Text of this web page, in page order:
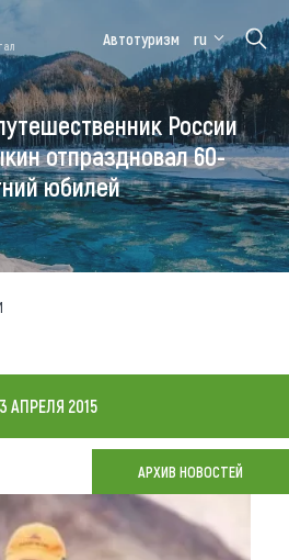
Медицинский
форум
Алтайская
зимовка
Автотуризм ru
России
отпраздновал 60-
юбилей
АПРЕЛЯ 2015
АРХИВ НОВОСТЕЙ